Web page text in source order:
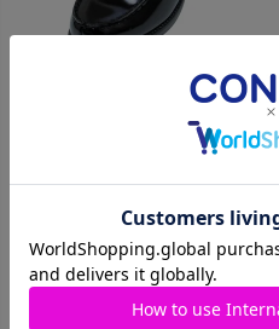
【本店限定】ハイヒールローフ
ァー(ブラック) ARCKU-1015-
税込
カートに入れる